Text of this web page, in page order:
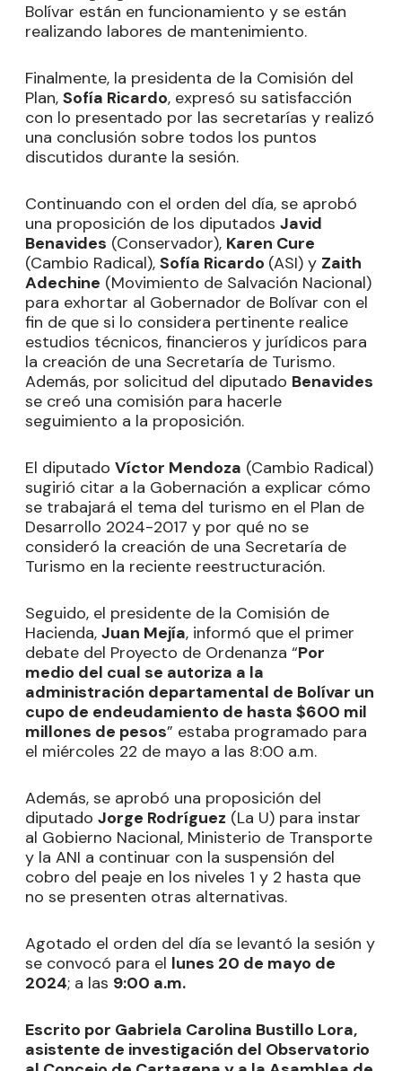
Bolívar están en funcionamiento y se están
realizando labores de mantenimiento.
Finalmente, la presidenta de la Comisión del
Plan, Sofía Ricardo, expresó su satisfacción
con lo presentado por las secretarías y realizó
una conclusión sobre todos los puntos
discutidos durante la sesión.
Continuando con el orden del día, se aprobó
una proposición de los diputados Javid
Benavides (Conservador), Karen Cure
(Cambio Radical), Sofía Ricardo (ASI) y Zaith
Adechine (Movimiento de Salvación Nacional)
para exhortar al Gobernador de Bolívar con el
fin de que si lo considera pertinente realice
estudios técnicos, financieros y jurídicos para
la creación de una Secretaría de Turismo.
Además, por solicitud del diputado Benavides
se creó una comisión para hacerle
seguimiento a la proposición.
El diputado Víctor Mendoza (Cambio Radical)
sugirió citar a la Gobernación a explicar cómo
se trabajará el tema del turismo en el Plan de
Desarrollo 2024-2017 y por qué no se
consideró la creación de una Secretaría de
Turismo en la reciente reestructuración.
Seguido, el presidente de la Comisión de
Hacienda, Juan Mejía, informó que el primer
debate del Proyecto de Ordenanza “Por
medio del cual se autoriza a la
administración departamental de Bolívar un
cupo de endeudamiento de hasta $600 mil
millones de pesos” estaba programado para
el miércoles 22 de mayo a las 8:00 a.m.
Además, se aprobó una proposición del
diputado Jorge Rodríguez (La U) para instar
al Gobierno Nacional, Ministerio de Transporte
y la ANI a continuar con la suspensión del
cobro del peaje en los niveles 1 y 2 hasta que
no se presenten otras alternativas.
Agotado el orden del día se levantó la sesión y
se convocó para el lunes 20 de mayo de
2024; a las 9:00 a.m.
Escrito por Gabriela Carolina Bustillo Lora,
asistente de investigación del Observatorio